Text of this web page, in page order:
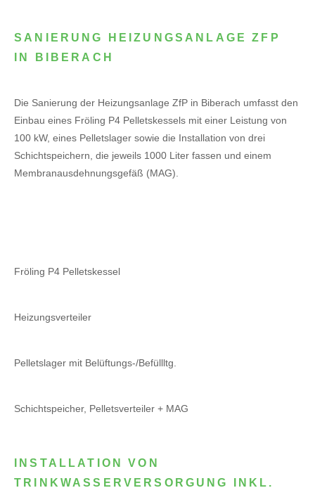
SANIERUNG HEIZUNGSANLAGE ZFP
IN BIBERACH
Die Sanierung der Heizungsanlage ZfP in Biberach umfasst den
Einbau eines Fröling P4 Pelletskessels mit einer Leistung von
100 kW, eines Pelletslager sowie die Installation von drei
Schichtspeichern, die jeweils 1000 Liter fassen und einem
Membranausdehnungsgefäß (MAG).
Fröling P4 Pelletskessel
Heizungsverteiler
Pelletslager mit Belüftungs-/Befüllltg.
Schichtspeicher, Pelletsverteiler + MAG
INSTALLATION VON
TRINKWASSERVERSORGUNG INKL.